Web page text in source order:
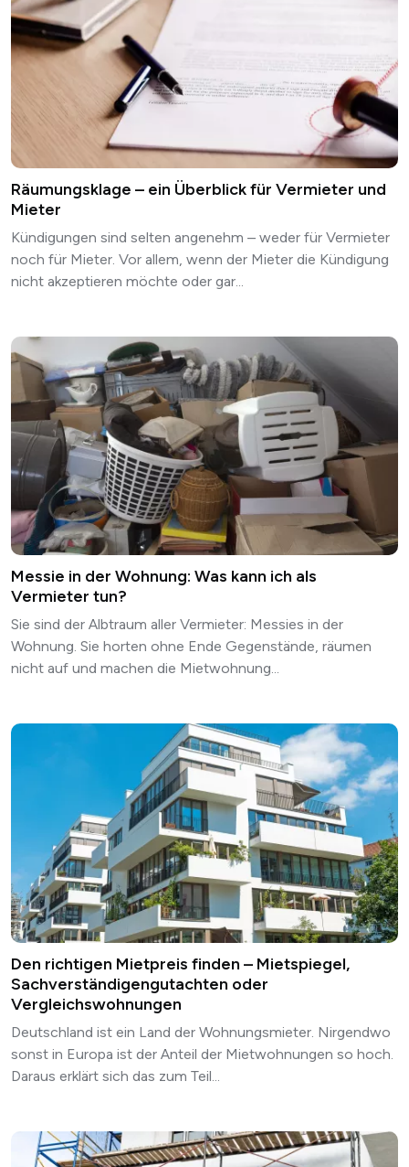
Räumungsklage – ein Überblick für Vermieter und
Mieter
Kündigungen sind selten angenehm – weder für Vermieter
noch für Mieter. Vor allem, wenn der Mieter die Kündigung
nicht akzeptieren möchte oder gar...
Messie in der Wohnung: Was kann ich als
Vermieter tun?
Sie sind der Albtraum aller Vermieter: Messies in der
Wohnung. Sie horten ohne Ende Gegenstände, räumen
nicht auf und machen die Mietwohnung...
Den richtigen Mietpreis finden – Mietspiegel,
Sachverständigengutachten oder
Vergleichswohnungen
Deutschland ist ein Land der Wohnungsmieter. Nirgendwo
sonst in Europa ist der Anteil der Mietwohnungen so hoch.
Daraus erklärt sich das zum Teil...